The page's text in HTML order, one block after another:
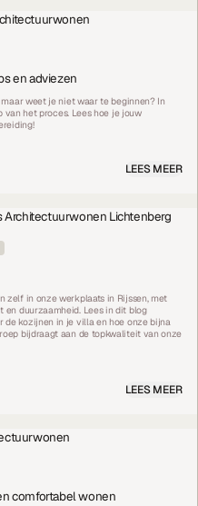
en adviezen
weet je niet waar te beginnen? In
het proces. Lees hoe je jouw
LEES MEER
zelf in onze werkplaats in Rijssen, met
duurzaamheid. Lees in dit blog
de kozijnen in je villa en hoe onze bijna
bijdraagt aan de topkwaliteit van onze
LEES MEER
comfortabel wonen